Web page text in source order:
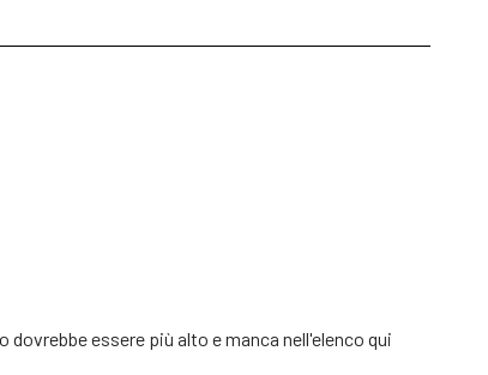
essere più alto e manca nell'elenco qui